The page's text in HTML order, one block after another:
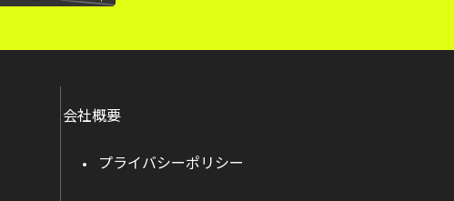
会社概要
プライバシーポリシー